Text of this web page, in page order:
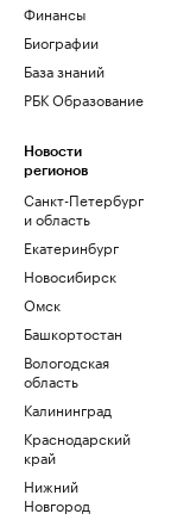
Финансы
Биографии
База знаний
РБК Образование
Новости
регионов
Санкт-Петербург
и область
Екатеринбург
Новосибирск
Омск
Башкортостан
Вологодская
область
Калининград
Краснодарский
край
Нижний
Новгород